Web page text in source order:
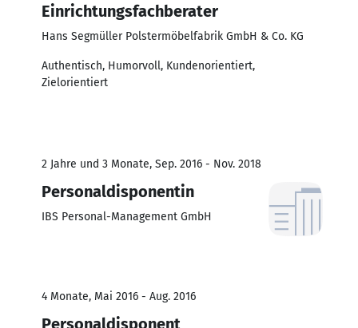
Einrichtungsfachberater
Hans Segmüller Polstermöbelfabrik GmbH & Co. KG
Authentisch, Humorvoll, Kundenorientiert,
Zielorientiert
2 Jahre und 3 Monate, Sep. 2016 - Nov. 2018
Personaldisponentin
IBS Personal-Management GmbH
4 Monate, Mai 2016 - Aug. 2016
Personaldisponent